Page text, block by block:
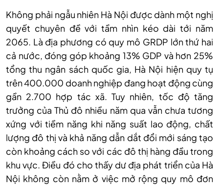
Không phải ngẫu nhiên Hà Nội được dành một nghị
quyết chuyên đề với tầm nhìn kéo dài tới năm
2065. Là địa phương có quy mô GRDP lớn thứ hai
cả nước, đóng góp khoảng 13% GDP và hơn 25%
tổng thu ngân sách quốc gia, Hà Nội hiện quy tụ
trên 400.000 doanh nghiệp đang hoạt động cùng
gần 2.700 hợp tác xã. Tuy nhiên, tốc độ tăng
trưởng của Thủ đô nhiều năm qua vẫn chưa tương
xứng với tiềm năng khi năng suất lao động, chất
lượng đô thị và khả năng dẫn dắt đổi mới sáng tạo
còn khoảng cách so với các đô thị hàng đầu trong
khu vực. Điều đó cho thấy dư địa phát triển của Hà
Nội không còn nằm ở việc mở rộng quy mô đơn